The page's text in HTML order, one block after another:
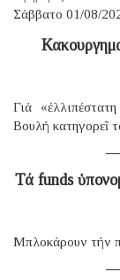
Σάββατο 01/08/
Γιά
Βουλή κατηγορεῖ
Τά funds
Μπλοκάρουν τήν